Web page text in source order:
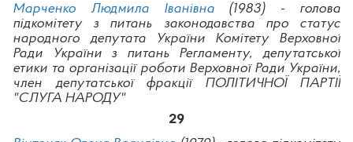
Марченко Людмила Іванівна(1983) - голова
підкомітету з питань законодавства про статус
народного депутата України Комітету Верховної
Ради України з питань Регламенту, депутатської
етики та організації роботи Верховної Ради України,
член депутатської фракції ПОЛІТИЧНОЇ ПАРТІЇ
"СЛУГА НАРОДУ"
29